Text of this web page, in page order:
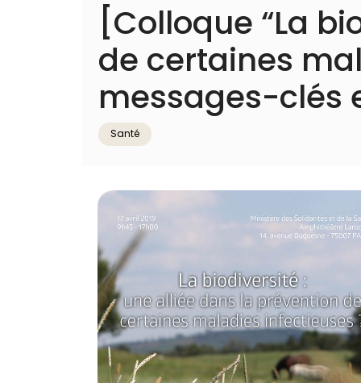
[Colloque “La
de certaines
messages-clés
Santé